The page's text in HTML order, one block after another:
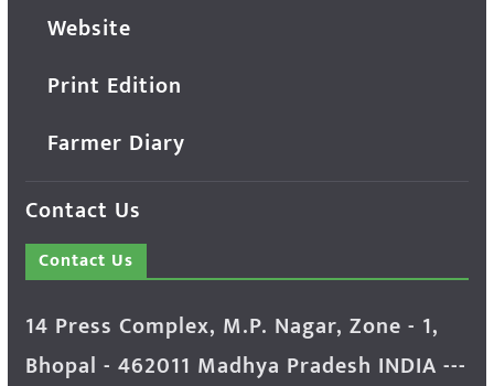
Website
Print Edition
Farmer Diary
Contact Us
Contact Us
14 Press Complex, M.P. Nagar, Zone - 1,
Bhopal - 462011 Madhya Pradesh INDIA ---